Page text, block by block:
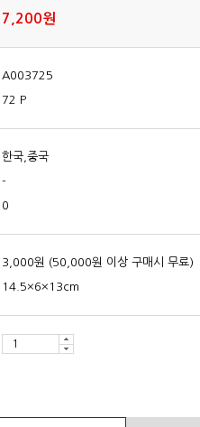
7,200원
A003725
72 P
한국,중국
-
0
3,000원 (50,000원 이상 구매시 무료)
14.5×6×13cm